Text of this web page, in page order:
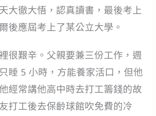
大徹大悟，認真讀書，最後考上
後應屆考上了某公立大學。
很艱辛。父親要兼三份工作，週
睡 5 小時，方能養家活口，但他
經常講他高中時去打工籌錢的故
打工後去保齡球館吹免費的冷